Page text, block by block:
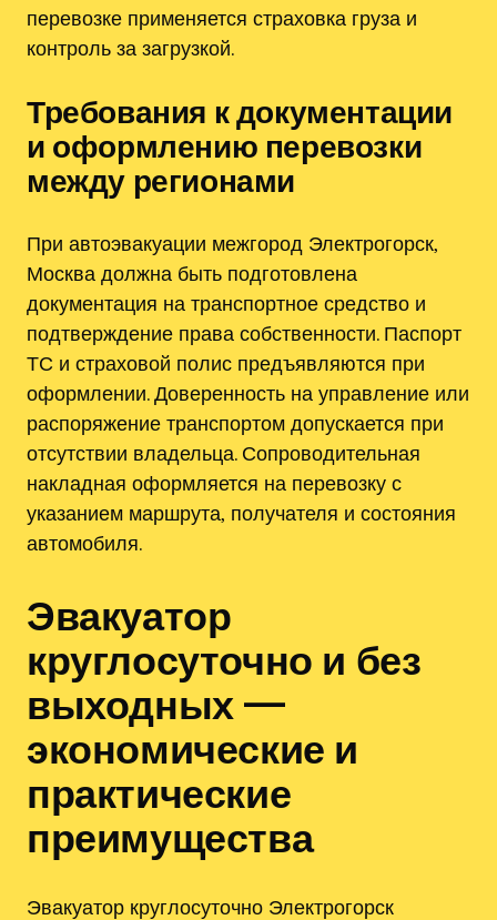
перевозке применяется страховка груза и
контроль за загрузкой.
Требования к документации
и оформлению перевозки
между регионами
При автоэвакуации межгород Электрогорск,
Москва должна быть подготовлена
документация на транспортное средство и
подтверждение права собственности. Паспорт
ТС и страховой полис предъявляются при
оформлении. Доверенность на управление или
распоряжение транспортом допускается при
отсутствии владельца. Сопроводительная
накладная оформляется на перевозку с
указанием маршрута‚ получателя и состояния
автомобиля.
Эвакуатор
круглосуточно и без
выходных —
экономические и
практические
преимущества
Эвакуатор круглосуточно Электрогорск